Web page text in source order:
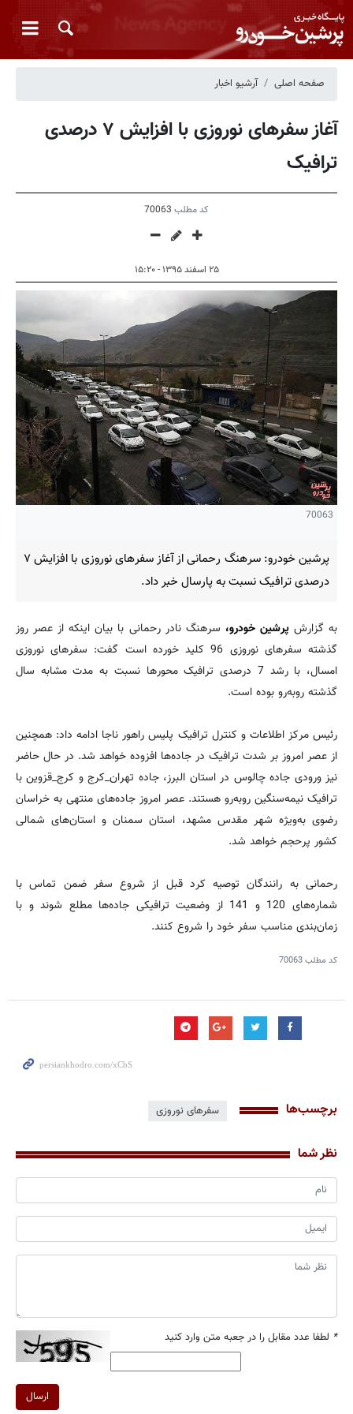
صفحه اصلی آرشیو اخبار
آغاز سفرهای نوروزی با افزایش ۷ درصدی
ترافیک
کد مطلب 70063
۲۵ اسفند ۱۳۹۵ - ۱۵:۲۰
70063
پرشین خودرو: سرهنگ رحمانی از آغاز سفرهای نوروزی با افزایش ۷
درصدی ترافیک نسبت به پارسال خبر داد.
به گزارش پرشین خودرو، سرهنگ نادر رحمانی با بیان اینکه از عصر روز
گذشته سفرهای نوروزی 96 کلید خورده است گفت: سفرهای نوروزی
امسال، با رشد 7 درصدی ترافیک محورها نسبت به مدت مشابه سال
گذشته روبه‌رو بوده است.
رئیس مرکز اطلاعات و کنترل ترافیک پلیس راهور ناجا ادامه داد: همچنین
از عصر امروز بر شدت ترافیک در جاده‌ها افزوده خواهد شد. در حال حاضر
نیز ورودی جاده چالوس در استان البرز، جاده تهران_کرج و کرج_قزوین با
ترافیک نیمه‌سنگین روبه‌رو هستند. عصر امروز جاده‌های منتهی به خراسان
رضوی به‌ویژه شهر مقدس مشهد، استان سمنان و استان‌های شمالی
کشور پرحجم خواهد شد.
رحمانی به رانندگان توصیه کرد قبل از شروع سفر ضمن تماس با
شماره‌های 120 و 141 از وضعیت ترافیکی جاده‌ها مطلع شوند و با
زمان‌بندی مناسب سفر خود را شروع کنند.
کد مطلب70063
برچسب‌ها سفرهای نوروزی
نظر شما
* لطفا عدد مقابل را در جعبه متن وارد کنید
ارسال